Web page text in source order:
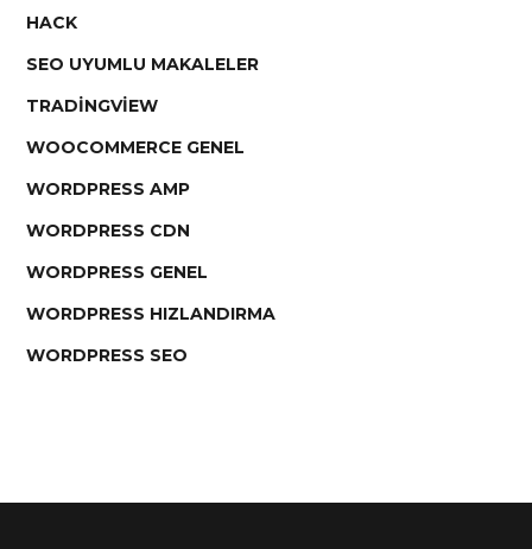
HACK
SEO UYUMLU MAKALELER
TRADINGVIEW
WOOCOMMERCE GENEL
WORDPRESS AMP
WORDPRESS CDN
WORDPRESS GENEL
WORDPRESS HIZLANDIRMA
WORDPRESS SEO